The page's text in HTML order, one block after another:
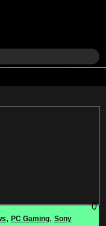
, PC Gaming, Sony
0